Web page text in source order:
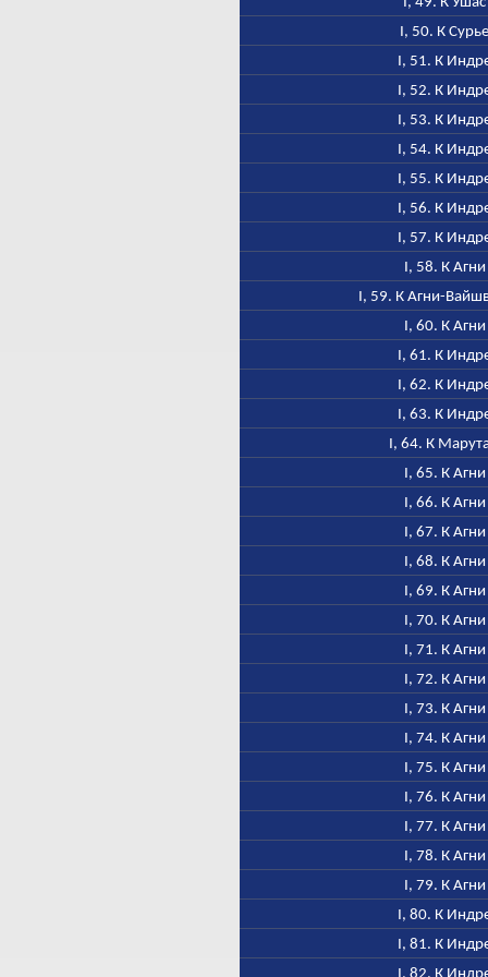
I, 50. К Сурье
I, 51. К
I, 52. К
I, 53. К
I, 54. К
I, 55. К
I, 56. К
I, 57. К
I, 58. К Агни
I, 59. К Агни-
I, 60. К Агни
I, 61. К
I, 62. К
I, 63. К
I, 64. К
I, 65. К Агни
I, 66. К Агни
I, 67. К Агни
I, 68. К Агни
I, 69. К Агни
I, 70. К Агни
I, 71. К Агни
I, 72. К Агни
I, 73. К Агни
I, 74. К Агни
I, 75. К Агни
I, 76. К Агни
I, 77. К Агни
I, 78. К Агни
I, 79. К Агни
I, 80. К
I, 81. К
I, 82. К